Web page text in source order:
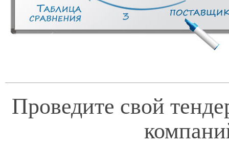
Проведите свой